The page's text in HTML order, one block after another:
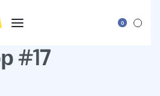
0
#17